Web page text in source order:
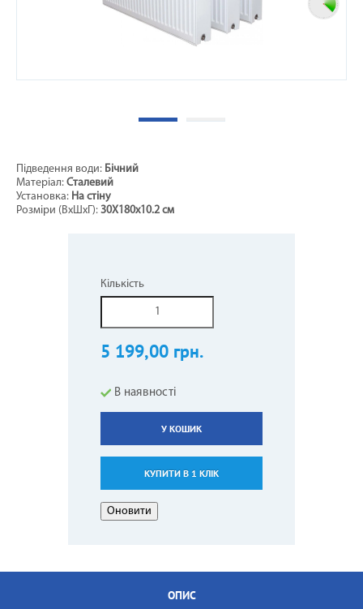
Підведення води: Бічний
Матеріал: Сталевий
Установка: На стіну
Розміри (ВxШхГ): 30Х180х10.2 см
Кількість
5 199,00 грн.
В наявності
У КОШИК
КУПИТИ В 1 КЛІК
ОПИС